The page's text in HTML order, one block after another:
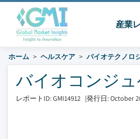
産業
ホーム ヘルスケア バイオテクノロ
バイオコンジュ
レポートID: GMI14912 |発行日: October